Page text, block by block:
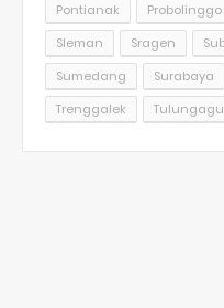
Pontianak
Probolinggo
Sleman
Sragen
Sumedang
Surabaya
Trenggalek